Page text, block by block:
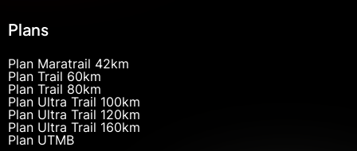
Plans
Plan Maratrail 42km
Plan Trail 60km
Plan Trail 80km
Plan Ultra Trail 100km
Plan Ultra Trail 120km
Plan Ultra Trail 160km
Plan UTMB